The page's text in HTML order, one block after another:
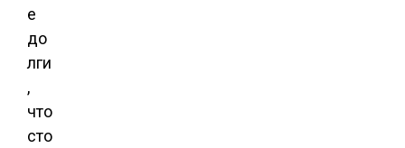
е
до
лги
,
что
сто